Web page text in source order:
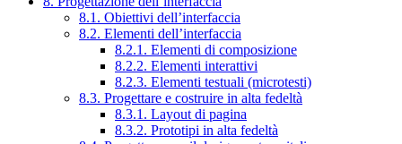
8.1. Obiettivi dell’interfaccia
8.2. Elementi dell’interfaccia
8.2.1. Elementi di composizione
8.2.2. Elementi interattivi
8.2.3. Elementi testuali (microtesti)
8.3. Progettare e costruire in alta fedeltà
8.3.1. Layout di pagina
8.3.2. Prototipi in alta fedeltà